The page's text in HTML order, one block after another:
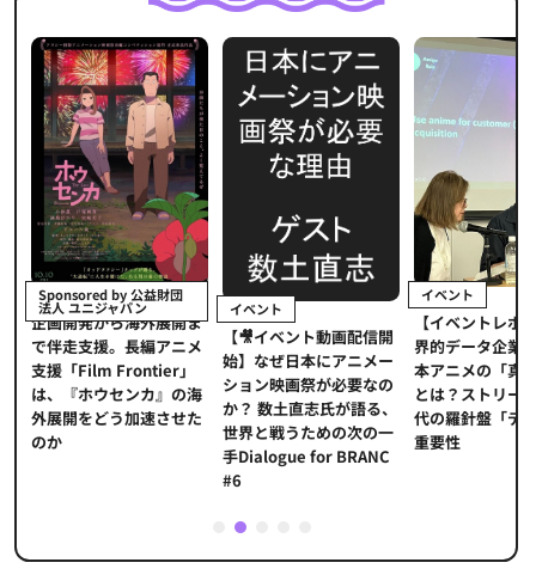
Sponsored by 公益財団
法人 ユニジャパン
企画開発から海外展開ま
で伴走支援。長編アニメ
支援「Film Frontier」
は、『ホウセンカ』の海
外展開をどう加速させた
のか
イベント
【🎥イベント動画配信開
始】なぜ日本にアニメー
ション映画祭が必要なの
か？ 数土直志氏が語る、
世界と戦うための次の一
手Dialogue for BRANC
#6
イベント
【イベントレポ
界的データ企業
本アニメの「真
とは？ストリー
代の羅針盤「デ
重要性
2